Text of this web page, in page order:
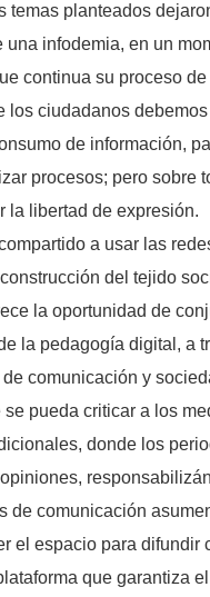
temas planteados
una infodemia, en un
continua su proceso
los ciudadanos
de información,
procesos; pero sobre
la libertad de expresión.
a usar las
del tejido
la oportunidad de
la pedagogía digital, a
comunicación y
pueda criticar a los
donde los
de comunicación
el espacio para difundir
que garantiza